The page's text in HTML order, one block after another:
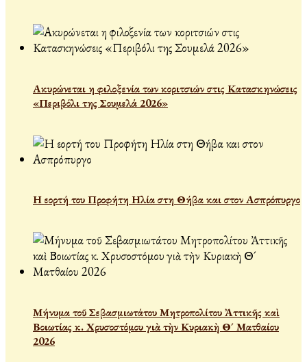
Ακυρώνεται η φιλοξενία των κοριτσιών στις Κατασκηνώσεις
«Περιβόλι της Σουμελά 2026»
Η εορτή του Προφήτη Ηλία στη Θήβα και στον Ασπρόπυργο
Μήνυμα τοῦ Σεβασμιωτάτου Μητροπολίτου Ἀττικῆς καὶ
Βοιωτίας κ. Χρυσοστόμου γιὰ τὴν Κυριακὴ Θ´ Ματθαίου
2026